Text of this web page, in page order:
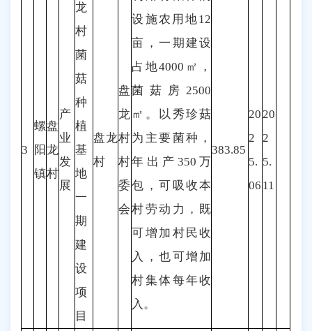
3
螺
阳
镇
盘
龙
村
产
业
发
展
龙
村
菌
菇
种
植
基
地
一
期
建
设
项
目
盘龙
村
盘
龙
村
村
委
会
设施农用地12
亩，一期建设
占地4000㎡，
菌菇房2500
㎡。以秀珍菇
为主要菌种，
年出产350万
包，可吸收本
村劳动力，既
可增加村民收
入，也可增加
村集体每年收
入。
383.85
20
2
5.
06
20
2
5.
11